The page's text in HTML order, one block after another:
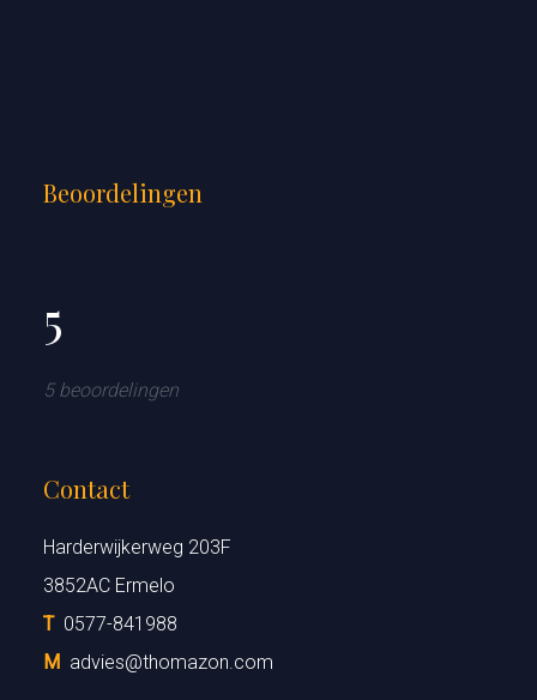
Beoordelingen
5
5 beoordelingen
Contact
Harderwijkerweg 203F
3852AC Ermelo
T 0577-841988
M advies@thomazon.com